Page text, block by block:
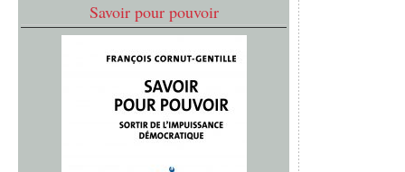
Savoir pour pouvoir